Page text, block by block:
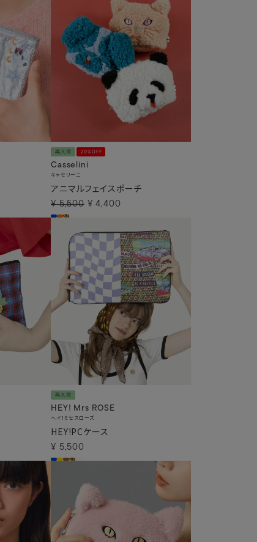
再入荷 20%OFF
Casselini
キャセリーニ
アニマルフェイスポーチ
¥ 5,500 ¥ 4,400
再入荷
HEY! Mrs ROSE
ヘイ！ミセスローズ
HEY!PCケース
¥ 5,500